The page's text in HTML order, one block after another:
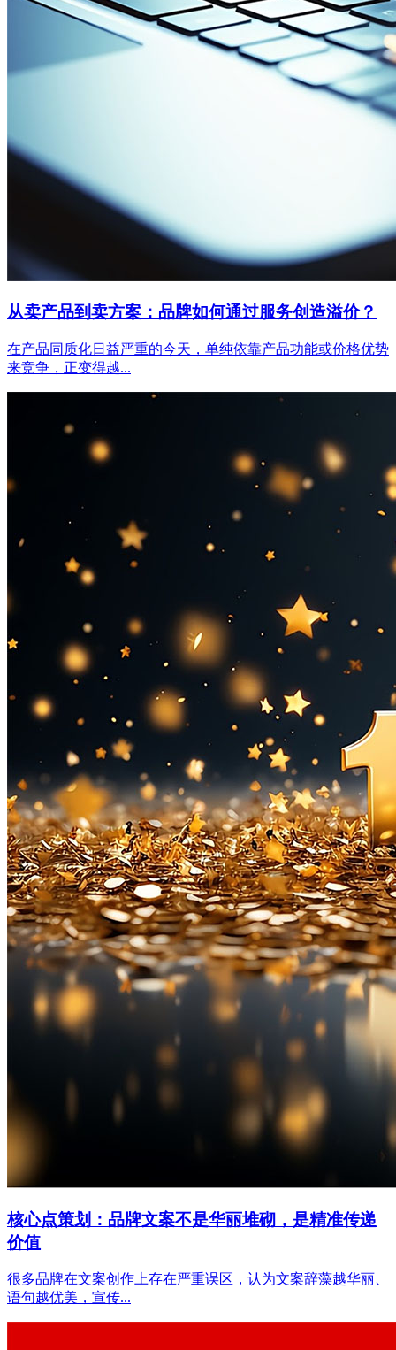
从卖产品到卖方案：品牌如何通过服务创造溢价？
在产品同质化日益严重的今天，单纯依靠产品功能或价格优势
来竞争，正变得越...
核心点策划：品牌文案不是华丽堆砌，是精准传递
价值
很多品牌在文案创作上存在严重误区，认为文案辞藻越华丽、
语句越优美，宣传...